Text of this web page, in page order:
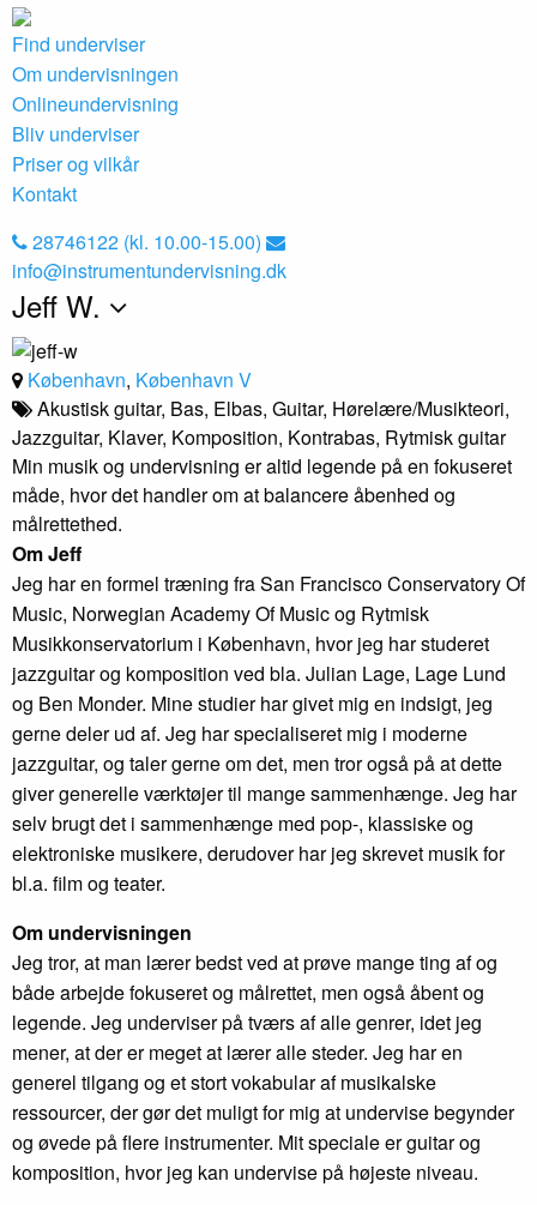
Find underviser
Om undervisningen
Onlineundervisning
Bliv underviser
Priser og vilkår
Kontakt
28746122 (kl. 10.00-15.00)
info@instrumentundervisning.dk
Jeff W.
København, København V
Akustisk guitar, Bas, Elbas, Guitar, Hørelære/Musikteori,
Jazzguitar, Klaver, Komposition, Kontrabas, Rytmisk guitar
Min musik og undervisning er altid legende på en fokuseret
måde, hvor det handler om at balancere åbenhed og
målrettethed.
Om Jeff
Jeg har en formel træning fra San Francisco Conservatory Of
Music, Norwegian Academy Of Music og Rytmisk
Musikkonservatorium i København, hvor jeg har studeret
jazzguitar og komposition ved bla. Julian Lage, Lage Lund
og Ben Monder. Mine studier har givet mig en indsigt, jeg
gerne deler ud af. Jeg har specialiseret mig i moderne
jazzguitar, og taler gerne om det, men tror også på at dette
giver generelle værktøjer til mange sammenhænge. Jeg har
selv brugt det i sammenhænge med pop-, klassiske og
elektroniske musikere, derudover har jeg skrevet musik for
bl.a. film og teater.
Om undervisningen
Jeg tror, at man lærer bedst ved at prøve mange ting af og
både arbejde fokuseret og målrettet, men også åbent og
legende. Jeg underviser på tværs af alle genrer, idet jeg
mener, at der er meget at lærer alle steder. Jeg har en
generel tilgang og et stort vokabular af musikalske
ressourcer, der gør det muligt for mig at undervise begynder
og øvede på flere instrumenter. Mit speciale er guitar og
komposition, hvor jeg kan undervise på højeste niveau.